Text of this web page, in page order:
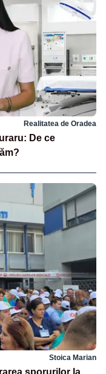
Realitatea de Oradea
De ce
Stoica Marian